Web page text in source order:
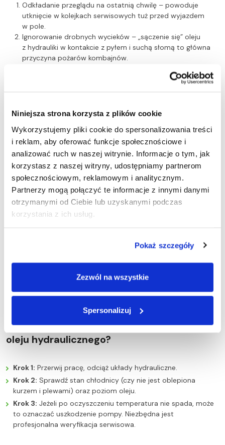
Niniejsza strona korzysta z plików cookie
Wykorzystujemy pliki cookie do spersonalizowania treści
i reklam, aby oferować funkcje społecznościowe i
analizować ruch w naszej witrynie. Informacje o tym, jak
korzystasz z naszej witryny, udostępniamy partnerom
społecznościowym, reklamowym i analitycznym.
Partnerzy mogą połączyć te informacje z innymi danymi
otrzymanymi od Ciebie lub uzyskanymi podczas
korzystania z ich usług.
Pokaż szczegóły
Zezwól na wszystkie
Spersonalizuj
Odkładanie przeglądu na ostatnią chwilę – powoduje
utknięcie w kolejkach serwisowych tuż przed wyjazdem
w pole.
Ignorowanie drobnych wycieków – „sączenie się” oleju
z hydrauliki w kontakcie z pyłem i suchą słomą to główna
przyczyna pożarów kombajnów.
w zapylonym środowisku niszczy silnik i układy wtryskowe.
odpowiednim momencie.
resztki organiczne i wilgoć to idealne środowisko dla
destrukcyjnego działania korozji.
Co zrobić gdy… ? Poradnik awaryjny
…maszyna nagle traci moc podczas pracy
w polu?
i paliwa (w żniwa pył potrafi zapchać je w kilka godzin).
Jeśli filtry są czyste, nie ryzykuj samodzielnych
dysponuje narzędziami diagnostycznymi.
…zauważysz nagły wzrost temperatury
oleju hydraulicznego?
Krok 1: Przerwij pracę, odciąż układy hydrauliczne.
Krok 2: Sprawdź stan chłodnicy (czy nie jest oblepiona
kurzem i plewami) oraz poziom oleju.
Krok 3: Jeżeli po oczyszczeniu temperatura nie spada, może
to oznaczać uszkodzenie pompy. Niezbędna jest
profesjonalna weryfikacja serwisowa.